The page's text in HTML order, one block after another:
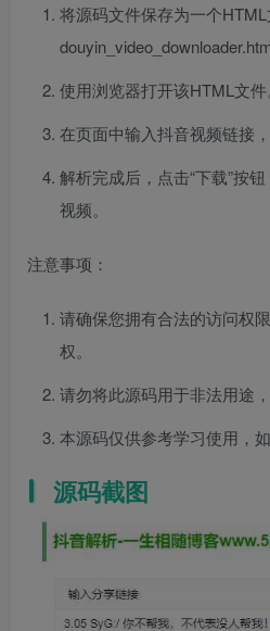
将源码文件保存为一个HTML
使用浏览器打开该HTML文件
在页面中输入抖音视频链接，
解析完成后，点击“下载”按
视频。
注意事项：
请确保您拥有合法的访问权
权。
请勿将此源码用于非法用途，
本源码仅供参考学习使用，
源码截图